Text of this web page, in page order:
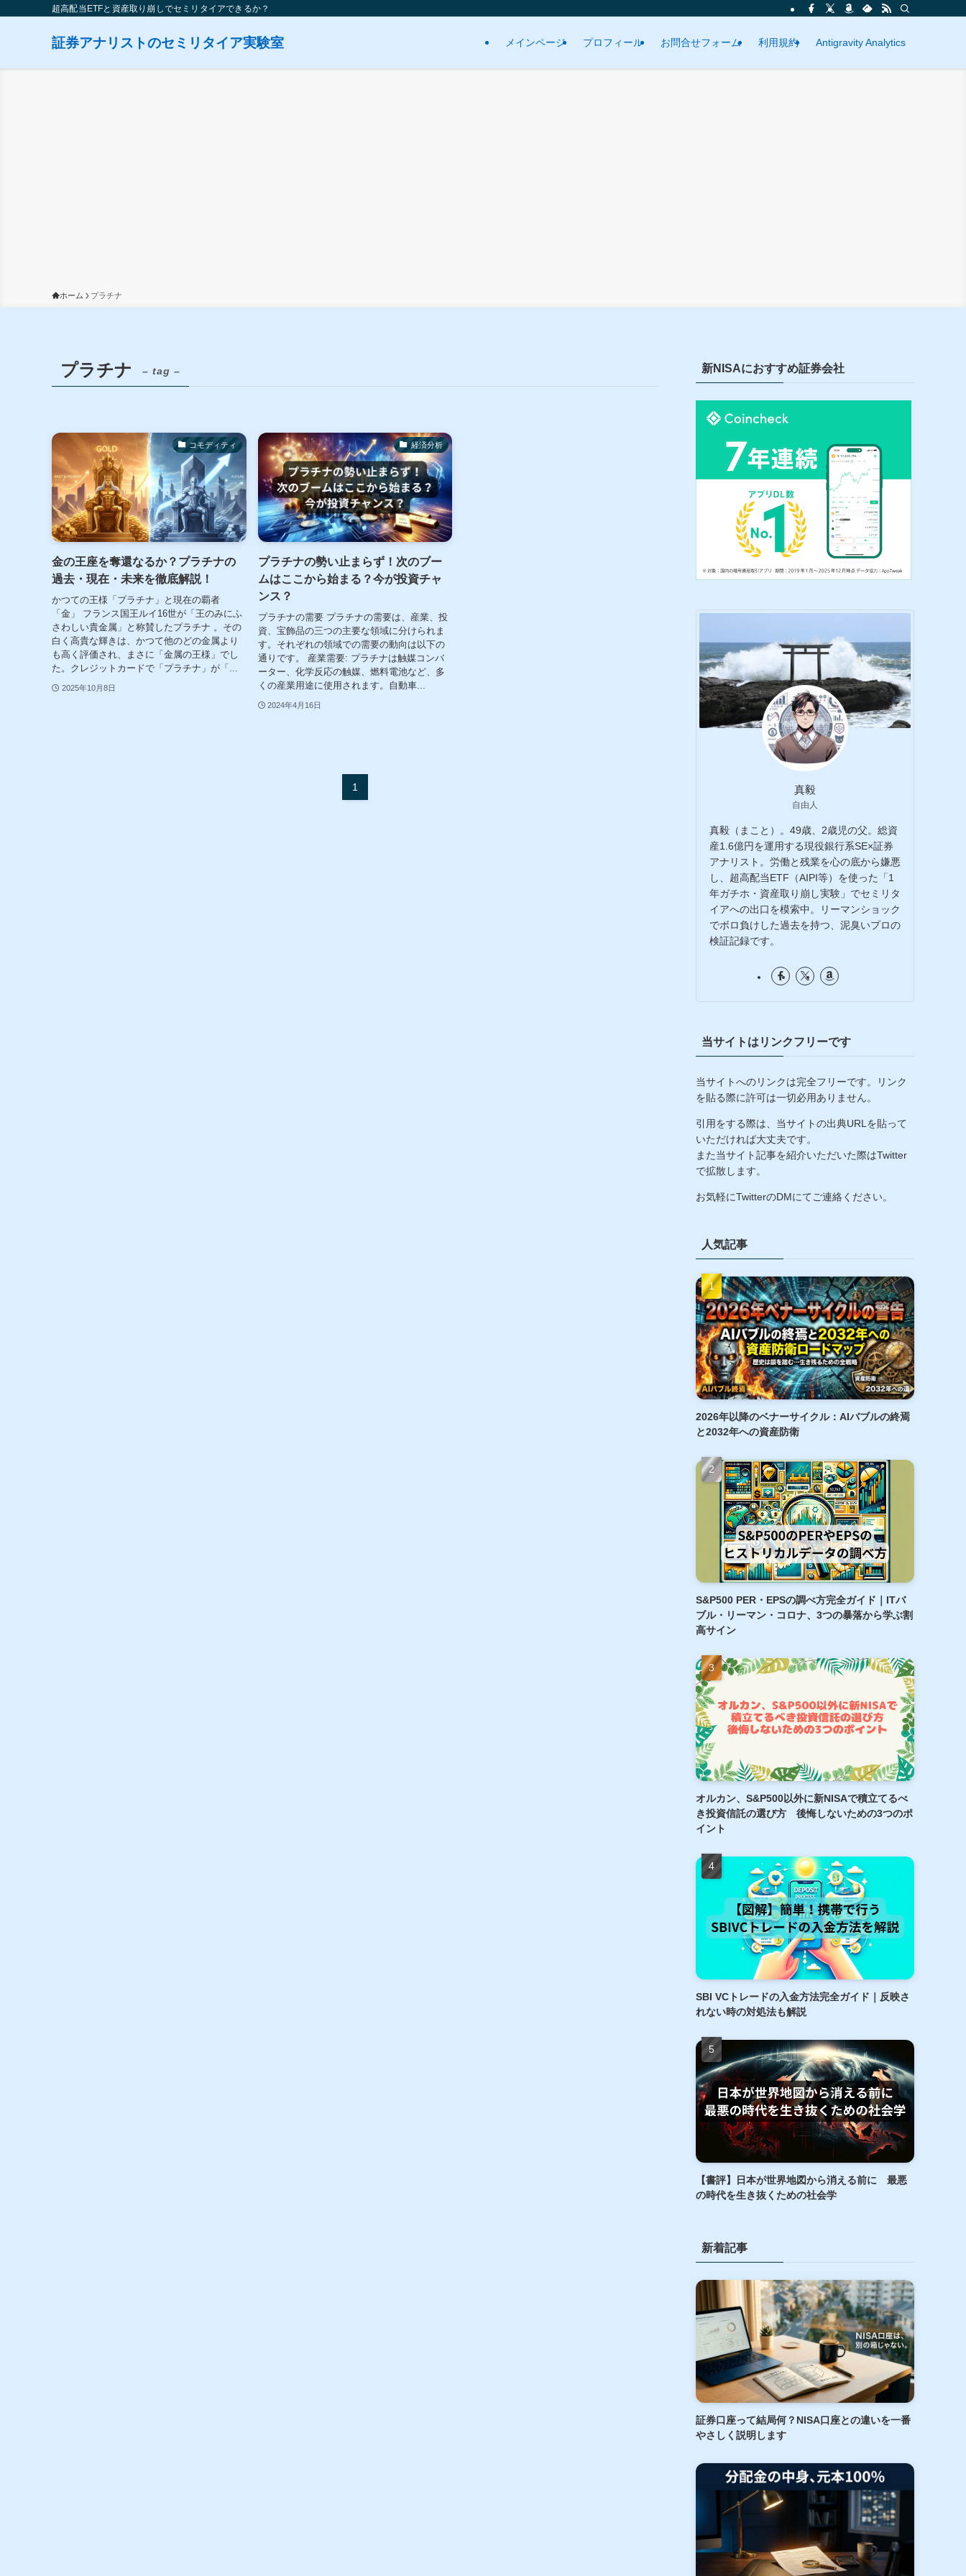
超高配当ETFと資産取り崩しでセミリタイアできるか？
証券アナリストのセミリタイア実験室 メインページ プロフィール お問合せフォーム 利用規約 Antigravity Analytics
ホーム プラチナ
プラチナ – tag –
コモディティ
金の王座を奪還なるか？プラチナの
過去・現在・未来を徹底解説！
かつての王様「プラチナ」と現在の覇者
「金」 フランス国王ルイ16世が「王のみにふ
さわしい貴金属」と称賛したプラチナ 。その
白く高貴な輝きは、かつて他のどの金属より
も高く評価され、まさに「金属の王様」でし
た。クレジットカードで「プラチナ」が「...
2025年10月8日
経済分析
プラチナの勢い止まらず！次のブー
ムはここから始まる？今が投資チャ
ンス？
プラチナの需要 プラチナの需要は、産業、投
資、宝飾品の三つの主要な領域に分けられま
す。それぞれの領域での需要の動向は以下の
通りです。 産業需要: プラチナは触媒コンバ
ーター、化学反応の触媒、燃料電池など、多
くの産業用途に使用されます。自動車...
2024年4月16日
1
新NISAにおすすめ証券会社
真毅
自由人
真毅（まこと）。49歳、2歳児の父。総資
産1.6億円を運用する現役銀行系SE×証券
アナリスト。労働と残業を心の底から嫌悪
し、超高配当ETF（AIPI等）を使った「1
年ガチホ・資産取り崩し実験」でセミリタ
イアへの出口を模索中。リーマンショック
でボロ負けした過去を持つ、泥臭いプロの
検証記録です。
当サイトはリンクフリーです
当サイトへのリンクは完全フリーです。リンク
を貼る際に許可は一切必用ありません。
引用をする際は、当サイトの出典URLを貼って
いただければ大丈夫です。
また当サイト記事を紹介いただいた際はTwitter
で拡散します。
お気軽にTwitterのDMにてご連絡ください。
人気記事
2026年以降のベナーサイクル：AIバブルの終焉
と2032年への資産防衛
S&P500 PER・EPSの調べ方完全ガイド｜ITバ
ブル・リーマン・コロナ、3つの暴落から学ぶ割
高サイン
オルカン、S&P500以外に新NISAで積立てるべ
き投資信託の選び方 後悔しないための3つのポ
イント
SBI VCトレードの入金方法完全ガイド｜反映さ
れない時の対処法も解説
【書評】日本が世界地図から消える前に 最悪
の時代を生き抜くための社会学
新着記事
証券口座って結局何？NISA口座との違いを一番
やさしく説明します